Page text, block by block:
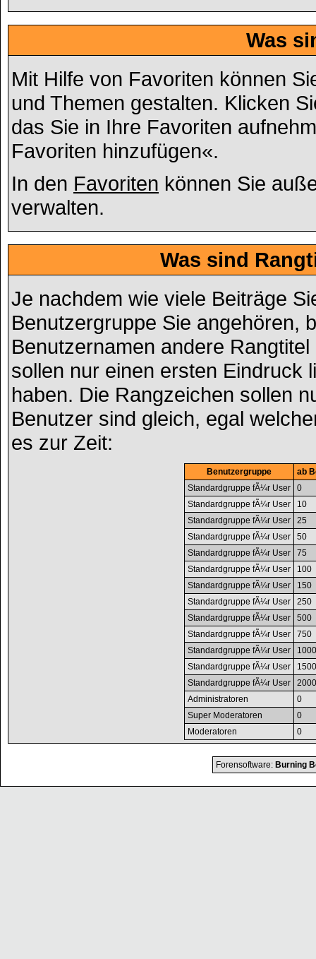
Was
Mit Hilfe von Favoriten können
und Themen gestalten. Klicken
das Sie in Ihre Favoriten
Favoriten hinzufügen«.
In den Favoriten können Sie
verwalten.
Was sind
Je nachdem wie viele Beiträge
Benutzergruppe Sie angehören,
Benutzernamen andere
sollen nur einen ersten Eindruck
haben. Die Rangzeichen sollen
Benutzer sind gleich, egal
es zur Zeit:
Benutzergruppe
ab
Standardgruppe fÃ¼r User
0
Standardgruppe fÃ¼r User
10
Standardgruppe fÃ¼r User
25
Standardgruppe fÃ¼r User
50
Standardgruppe fÃ¼r User
75
Standardgruppe fÃ¼r User
100
Standardgruppe fÃ¼r User
150
Standardgruppe fÃ¼r User
250
Standardgruppe fÃ¼r User
500
Standardgruppe fÃ¼r User
750
Standardgruppe fÃ¼r User
1000
Standardgruppe fÃ¼r User
1500
Standardgruppe fÃ¼r User
2000
Administratoren
0
Super Moderatoren
0
Moderatoren
0
Forensoftware: Burning